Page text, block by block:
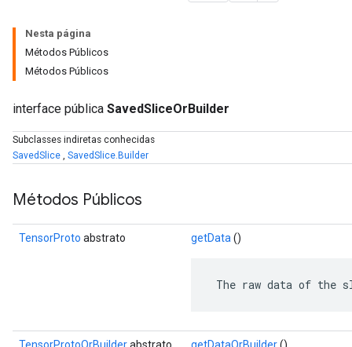
Nesta página
Métodos Públicos
Métodos Públicos
interface pública SavedSliceOrBuilder
Subclasses indiretas conhecidas
SavedSlice , SavedSlice.Builder
Métodos Públicos
TensorProto abstrato getData ()
The raw data of the